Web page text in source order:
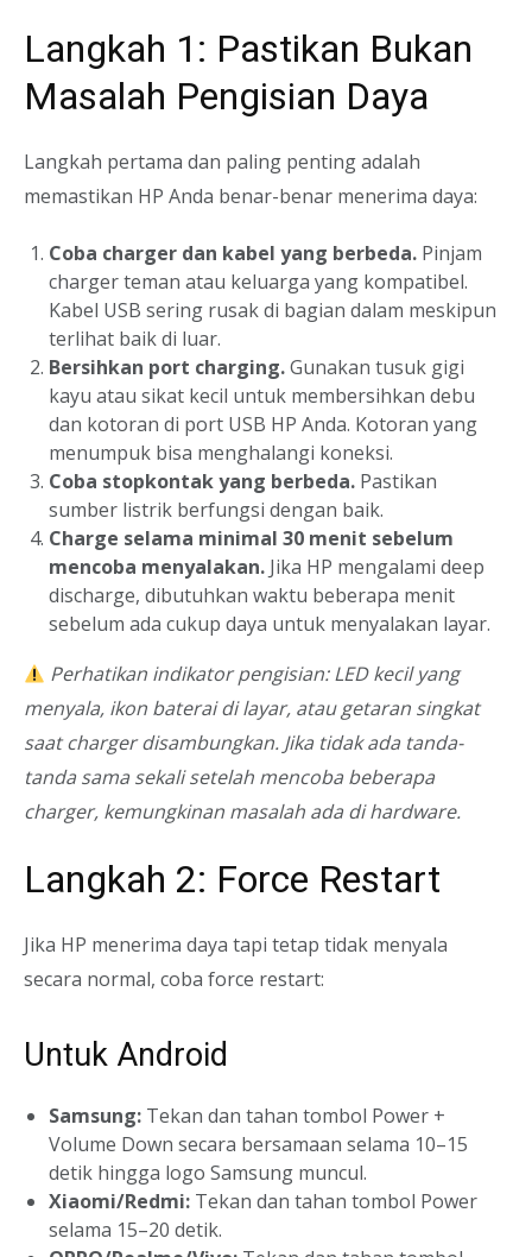
Langkah 1: Pastikan Bukan
Masalah Pengisian Daya
Langkah pertama dan paling penting adalah
memastikan HP Anda benar-benar menerima daya:
Coba charger dan kabel yang berbeda. Pinjam
charger teman atau keluarga yang kompatibel.
Kabel USB sering rusak di bagian dalam meskipun
terlihat baik di luar.
Bersihkan port charging.Gunakan tusuk gigi
kayu atau sikat kecil untuk membersihkan debu
dan kotoran di port USB HP Anda. Kotoran yang
menumpuk bisa menghalangi koneksi.
Coba stopkontak yang berbeda. Pastikan
sumber listrik berfungsi dengan baik.
Charge selama minimal 30 menit sebelum
mencoba menyalakan. Jika HP mengalami deep
discharge, dibutuhkan waktu beberapa menit
sebelum ada cukup daya untuk menyalakan layar.
Perhatikan indikator pengisian: LED kecil yang
menyala, ikon baterai di layar, atau getaran singkat
saat charger disambungkan. Jika tidak ada tanda-
tanda sama sekali setelah mencoba beberapa
charger, kemungkinan masalah ada di hardware.
Langkah 2: Force Restart
Jika HP menerima daya tapi tetap tidak menyala
secara normal, coba force restart:
Untuk Android
Samsung: Tekan dan tahan tombol Power +
Volume Down secara bersamaan selama 10–15
detik hingga logo Samsung muncul.
Xiaomi/Redmi: Tekan dan tahan tombol Power
selama 15–20 detik.